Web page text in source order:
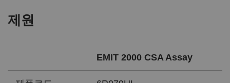
제원
EMIT 2000 CSA Assay